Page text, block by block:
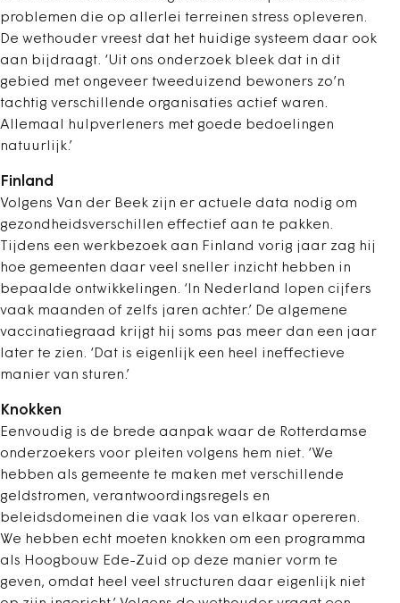
problemen die op allerlei terreinen stress opleveren.
De wethouder vreest dat het huidige systeem daar ook
aan bijdraagt. ‘Uit ons onderzoek bleek dat in dit
gebied met ongeveer tweeduizend bewoners zo’n
tachtig verschillende organisaties actief waren.
Allemaal hulpverleners met goede bedoelingen
natuurlijk.’
Finland
Volgens Van der Beek zijn er actuele data nodig om
gezondheidsverschillen effectief aan te pakken.
Tijdens een werkbezoek aan Finland vorig jaar zag hij
hoe gemeenten daar veel sneller inzicht hebben in
bepaalde ontwikkelingen. ‘In Nederland lopen cijfers
vaak maanden of zelfs jaren achter.’ De algemene
vaccinatiegraad krijgt hij soms pas meer dan een jaar
later te zien. ‘Dat is eigenlijk een heel ineffectieve
manier van sturen.’
Knokken
Eenvoudig is de brede aanpak waar de Rotterdamse
onderzoekers voor pleiten volgens hem niet. ‘We
hebben als gemeente te maken met verschillende
geldstromen, verantwoordingsregels en
beleidsdomeinen die vaak los van elkaar opereren.
We hebben echt moeten knokken om een programma
als Hoogbouw Ede-Zuid op deze manier vorm te
geven, omdat heel veel structuren daar eigenlijk niet